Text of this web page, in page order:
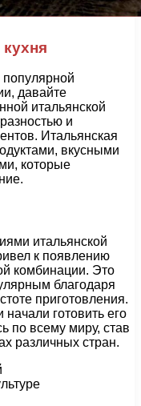
популярной
давайте
итальянской
и
Итальянская
вкусными
которые
итальянской
к появлению
комбинации. Это
благодаря
приготовления.
готовить его
по всему миру, став
различных стран.